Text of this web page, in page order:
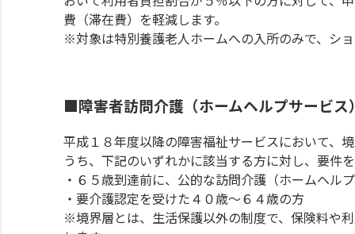
費（滞在費）を軽減します。
※対象は特別養護老人ホームへの入所のみで、シ
■障害者訪問介護（ホームヘルプサービス
平成１８年度以降の障害福祉サービスにおいて、
うち、下記のいずれかに該当する方に対し、要件
・６５歳到達前に、公的な訪問介護（ホームヘル
・要介護認定を受けた４０歳～６４歳の方
※境界層とは、生活保護以外の制度で、保険料や